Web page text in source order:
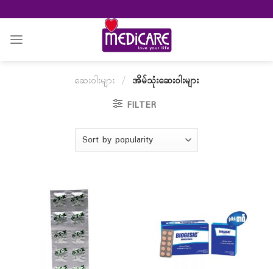
to
content
ဆေးဝါးများ / အိမ်သုံးဆေးဝါးများ
FILTER